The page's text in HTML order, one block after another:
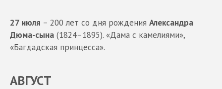
27 июля – 200 лет со дня рождения Александра
Дюма-сына (1824–1895). «Дама с камелиями»,
«Багдадская принцесса».
АВГУСТ